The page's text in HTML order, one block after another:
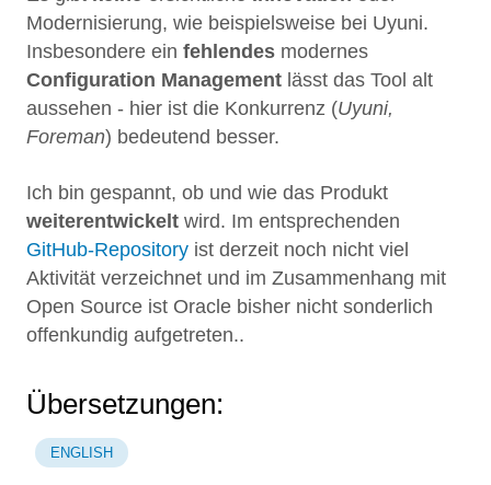
Modernisierung, wie beispielsweise bei Uyuni.
Insbesondere ein fehlendes modernes
Configuration Management lässt das Tool alt
aussehen - hier ist die Konkurrenz (Uyuni,
Foreman) bedeutend besser.
Ich bin gespannt, ob und wie das Produkt
weiterentwickelt wird. Im entsprechenden
GitHub-Repository ist derzeit noch nicht viel
Aktivität verzeichnet und im Zusammenhang mit
Open Source ist Oracle bisher nicht sonderlich
offenkundig aufgetreten..
Übersetzungen:
ENGLISH